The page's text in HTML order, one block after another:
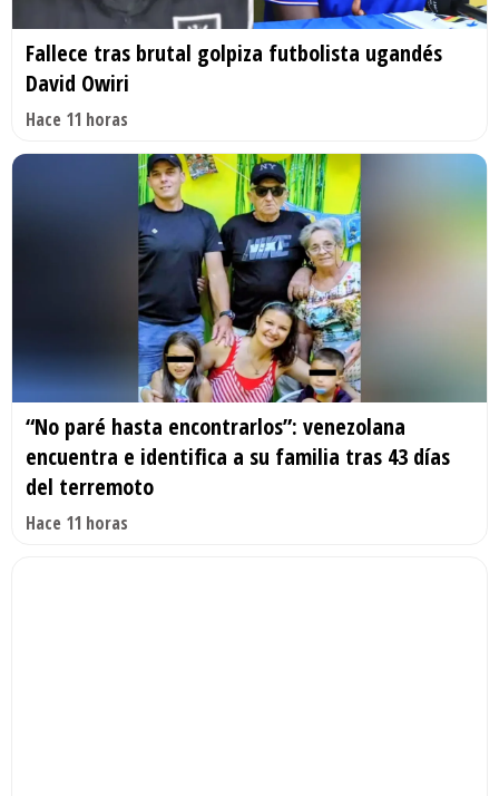
Fallece tras brutal golpiza futbolista ugandés
David Owiri
Hace 11 horas
“No paré hasta encontrarlos”: venezolana
encuentra e identifica a su familia tras 43 días
del terremoto
Hace 11 horas